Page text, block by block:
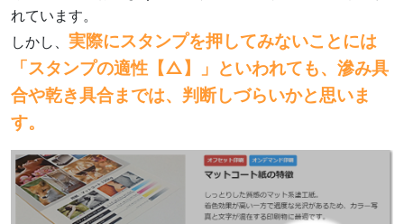
れています。
しかし、 実際にスタンプを押してみないことには
「スタンプの適性【△】」といわれても、滲み具
合や乾き具合までは、判断しづらいかと思いま
す。